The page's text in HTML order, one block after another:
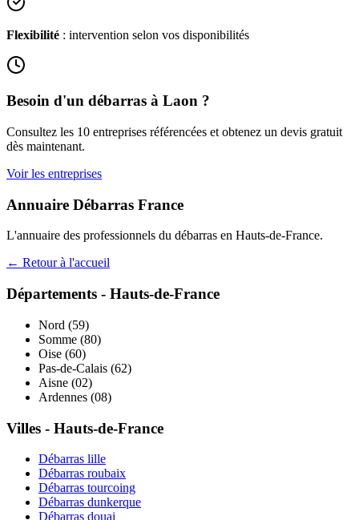
Flexibilité : intervention selon vos disponibilités
Besoin d'un débarras à Laon ?
Consultez les 10 entreprises référencées et obtenez un devis gratuit
dès maintenant.
Voir les entreprises
Annuaire Débarras France
L'annuaire des professionnels du débarras en Hauts-de-France.
← Retour à l'accueil
Départements - Hauts-de-France
Nord (59)
Somme (80)
Oise (60)
Pas-de-Calais (62)
Aisne (02)
Ardennes (08)
Villes - Hauts-de-France
Débarras lille
Débarras roubaix
Débarras tourcoing
Débarras dunkerque
Débarras douai